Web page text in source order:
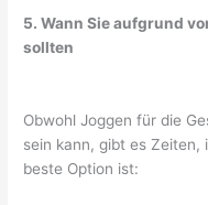
5. Wann Sie aufgrund
sollten
Obwohl Joggen für die
sein kann, gibt es Zeiten,
beste Option ist: